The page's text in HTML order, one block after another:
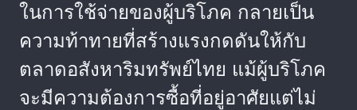
ในการใช้จ่ายของผู้บริโภค กลายเป็น
ความท้าทายที่สร้างแรงกดดันให้กับ
ตลาดอสังหาริมทรัพย์ไทย แม้ผู้บริโภค
จะมีความต้องการซื้อที่อยู่อาศัยแต่ไม่